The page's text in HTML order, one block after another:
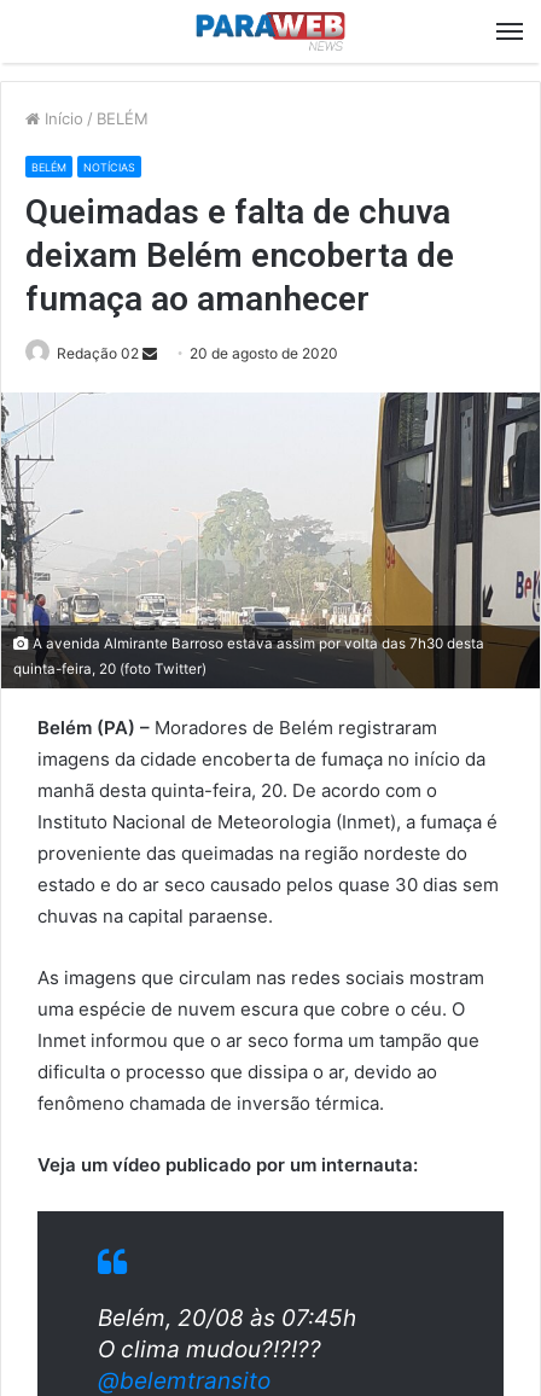
Início / BELÉM
BELÉM NOTÍCIAS
Queimadas e falta de chuva
deixam Belém encoberta de
fumaça ao amanhecer
Redação 02
Send 20 de agosto de 2020
A avenida Almirante Barroso estava assim por volta das 7h30 desta
quinta-feira, 20 (foto Twitter)
Belém (PA) – Moradores de Belém registraram
imagens da cidade encoberta de fumaça no início da
manhã desta quinta-feira, 20. De acordo com o
Instituto Nacional de Meteorologia (Inmet), a fumaça é
proveniente das queimadas na região nordeste do
estado e do ar seco causado pelos quase 30 dias sem
chuvas na capital paraense.
As imagens que circulam nas redes sociais mostram
uma espécie de nuvem escura que cobre o céu. O
Inmet informou que o ar seco forma um tampão que
dificulta o processo que dissipa o ar, devido ao
fenômeno chamada de inversão térmica.
Veja um vídeo publicado por um internauta:
Belém, 20/08 às 07:45h
O clima mudou?!?!??
@belemtransito